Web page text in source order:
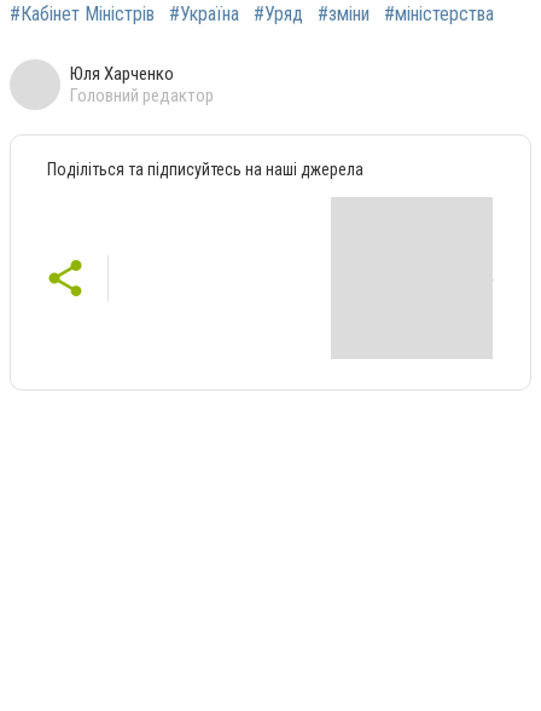
#Кабінет Міністрів #Україна #Уряд #зміни #міністерства
Юля Харченко
Головний редактор
Поділіться та підписуйтесь на наші джерела